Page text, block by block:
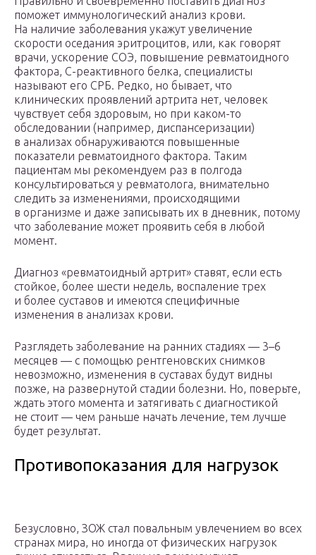
поможет иммунологический анализ крови.
На наличие заболевания укажут увеличение
скорости оседания эритроцитов, или, как говорят
врачи, ускорение СОЭ, повышение ревматоидного
фактора, С-реактивного белка, специалисты
называют его СРБ. Редко, но бывает, что
клинических проявлений артрита нет, человек
чувствует себя здоровым, но при каком-то
обследовании (например, диспансеризации)
в анализах обнаруживаются повышенные
показатели ревматоидного фактора. Таким
пациентам мы рекомендуем раз в полгода
консультироваться у ревматолога, внимательно
следить за изменениями, происходящими
в организме и даже записывать их в дневник, потому
что заболевание может проявить себя в любой
момент.
Диагноз «ревматоидный артрит» ставят, если есть
стойкое, более шести недель, воспаление трех
и более суставов и имеются специфичные
изменения в анализах крови.
Разглядеть заболевание на ранних стадиях — 3–6
месяцев — с помощью рентгеновских снимков
невозможно, изменения в суставах будут видны
позже, на развернутой стадии болезни. Но, поверьте,
ждать этого момента и затягивать с диагностикой
не стоит — чем раньше начать лечение, тем лучше
будет результат.
Противопоказания для нагрузок
Безусловно, ЗОЖ стал повальным увлечением во всех
странах мира, но иногда от физических нагрузок